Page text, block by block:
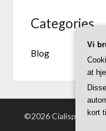
Categories
Blog
©2026 Cialispriser.dk
Vi
at
kort